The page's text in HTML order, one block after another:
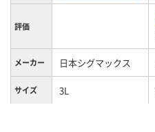
評価
メーカー 日本シグマックス
サイズ 3L